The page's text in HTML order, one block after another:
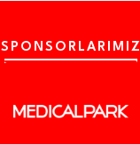
SPONSORLARIMIZ